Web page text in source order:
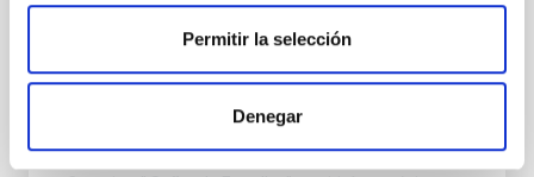
Permitir la selección
Denegar
¿Qué tienen en común la Vía Láctea con
semana en "Soñando Estrellas"